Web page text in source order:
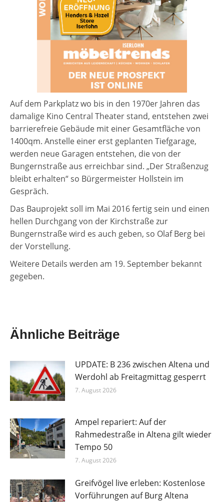
Auf dem Parkplatz wo bis in den 1970er Jahren das
damalige Kino Central Theater stand, entstehen zwei
barrierefreie Gebäude mit einer Gesamtfläche von
1400qm. Anstelle einer erst geplanten Tiefgarage,
werden neue Garagen entstehen, die von der
Bungernstraße aus erreichbar sind. „Der Straßenzug
bleibt erhalten“ so Bürgermeister Hollstein im
Gespräch.
Das Bauprojekt soll im Mai 2016 fertig sein und einen
hellen Durchgang von der Kirchstraße zur
Bungernstraße wird es auch geben, so Olaf Berg bei
der Vorstellung.
Weitere Details werden am 19. September bekannt
gegeben.
Ähnliche Beiträge
UPDATE: B 236 zwischen Altena und
Werdohl ab Freitagmittag gesperrt
7. August 2026
Ampel repariert: Auf der
Rahmedestraße in Altena gilt wieder
Tempo 50
7. August 2026
Greifvögel live erleben: Kostenlose
Vorführungen auf Burg Altena